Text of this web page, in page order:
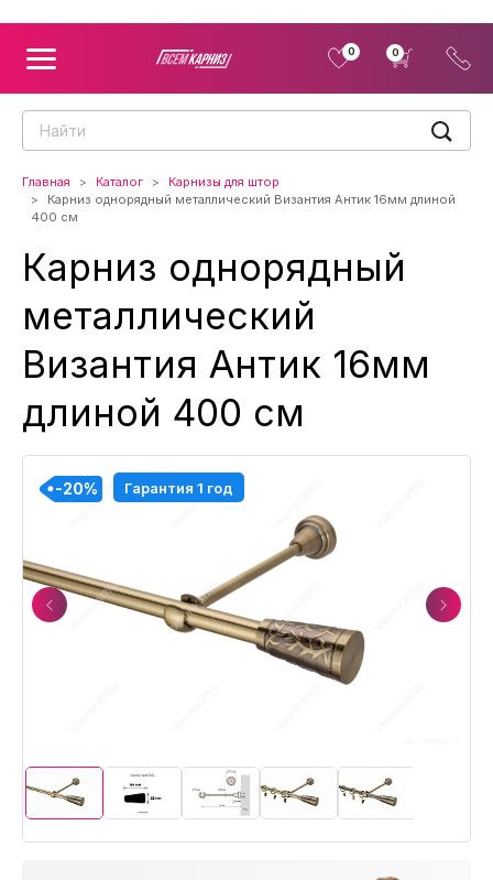
0 0
Главная Каталог
Карнизы для штор
Карниз однорядный металлический Византия Антик 16мм длиной
400 см
Карниз однорядный
металлический
Византия Антик 16мм
длиной 400 см
Previous
-20% Гарантия 1 год
-20%
-20%
-20%
-20%
-20%
-20%
-20%
-20%
Next